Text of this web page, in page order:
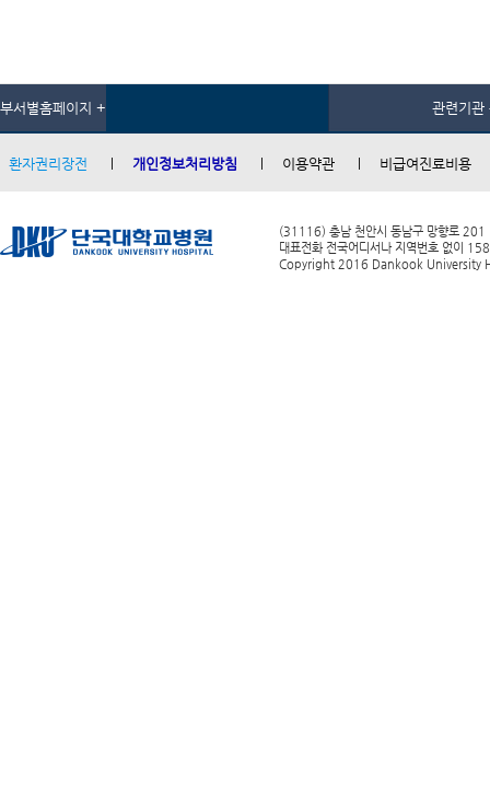
부서별홈페이지 + 관련기관
환자권리장전 개인정보처리방침 이용약관 비급여진료비용
(31116) 충남 천안시 동남구 망향로 201
대표전화 전국어디서나 지역번호 없이
Copyright 2016 Dankook University